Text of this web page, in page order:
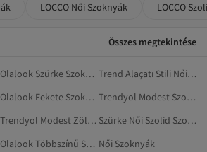
LOCCO Női Szoknyák LOCCO
Összes megtekintése
Olalook Szürke Szoknyák
Trend Alaçatı Stili Női Szoknyák
Olalook Fekete Szoknyák
Trendyol Modest Szolid Szoknyák
Trendyol Modest Zöld Szoknyák
Szürke Női Szolid Szoknyák
Olalook Többszínű Szoknyák Női Szoknyák